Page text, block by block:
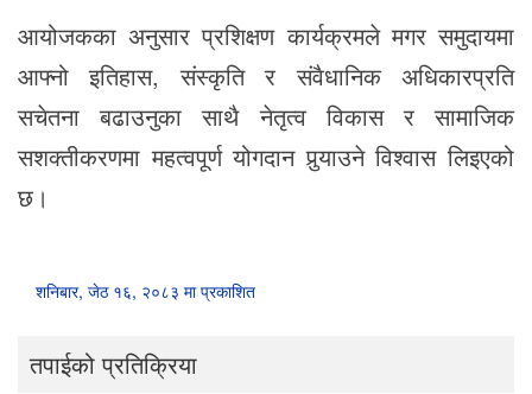
आयोजकका अनुसार प्रशिक्षण कार्यक्रमले मगर समुदायमा
आफ्नो इतिहास, संस्कृति र संवैधानिक अधिकारप्रति
सचेतना बढाउनुका साथै नेतृत्व विकास र सामाजिक
सशक्तीकरणमा महत्वपूर्ण योगदान पुर्‍याउने विश्वास लिइएको
छ।
शनिबार, जेठ १६, २०८३ मा प्रकाशित
तपाईको प्रतिक्रिया